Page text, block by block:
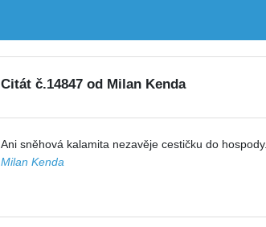
Citát č.14847 od Milan Kenda
Ani sněhová kalamita nezavěje cestičku do hospody.
Milan Kenda